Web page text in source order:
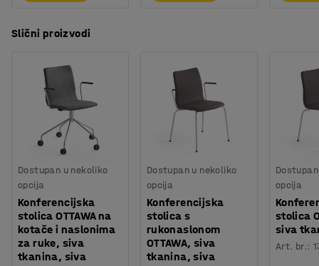
Slični proizvodi
Dostupan u nekoliko
opcija
Konferencijska
stolica OTTAWA na
kotače i naslonima
za ruke, siva
tkanina, siva
Dostupan u nekoliko
opcija
Konferencijska
stolica s
rukonaslonom
OTTAWA, siva
tkanina, siva
opcija
stolica
siva
Art. br.: